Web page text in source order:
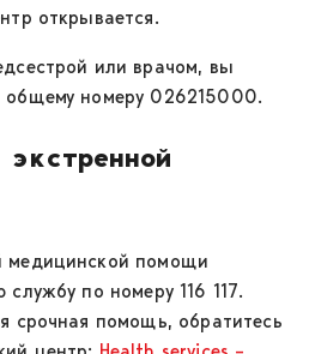
открывается.
или врачом, вы
общему номеру 026215000.
медицинской помощи
службу по номеру 116 117.
срочная помощь, обратитесь